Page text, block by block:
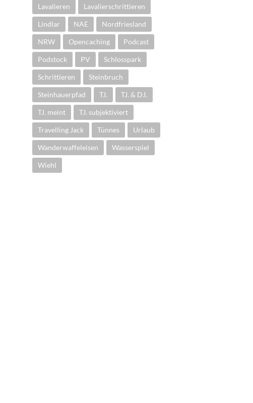
Lavalieren Lavalierschrittieren
Lindlar NAE Nordfriesland
NRW Opencaching Podcast
Podstock PV Schlosspark
Schrittieren Steinbruch
Steinhauerpfad TJ. TJ. & DJ.
TJ. meint TJ. subjektiviert
Travelling Jack Tünnes Urlaub
Wanderwaffeleisen Wasserspiel
Wiehl